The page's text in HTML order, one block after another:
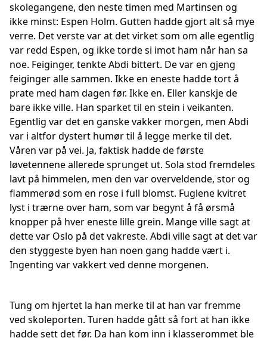
skolegangene, den neste timen med Martinsen og
ikke minst: Espen Holm. Gutten hadde gjort alt så mye
verre. Det verste var at det virket som om alle egentlig
var redd Espen, og ikke torde si imot ham når han sa
noe. Feiginger, tenkte Abdi bittert. De var en gjeng
feiginger alle sammen. Ikke en eneste hadde tort å
prate med ham dagen før. Ikke en. Eller kanskje de
bare ikke ville. Han sparket til en stein i veikanten.
Egentlig var det en ganske vakker morgen, men Abdi
var i altfor dystert humør til å legge merke til det.
Våren var på vei. Ja, faktisk hadde de første
løvetennene allerede sprunget ut. Sola stod fremdeles
lavt på himmelen, men den var overveldende, stor og
flammerød som en rose i full blomst. Fuglene kvitret
lyst i trærne over ham, som var begynt å få ørsmå
knopper på hver eneste lille grein. Mange ville sagt at
dette var Oslo på det vakreste. Abdi ville sagt at det var
den styggeste byen han noen gang hadde vært i.
Ingenting var vakkert ved denne morgenen.
Tung om hjertet la han merke til at han var fremme
ved skoleporten. Turen hadde gått så fort at han ikke
hadde sett det før. Da han kom inn i klasserommet ble